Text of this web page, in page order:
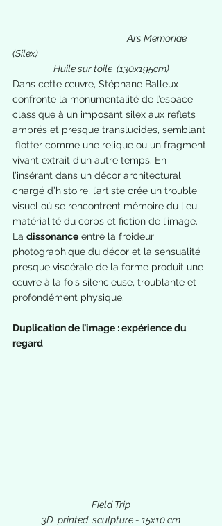
Ars Memoriae
(Silex)
Huile sur toile  (130x195cm)
Dans cette œuvre, Stéphane Balleux
confronte la monumentalité de l’espace
classique à un imposant silex aux reflets
ambrés et presque translucides, semblant
flotter comme une relique ou un fragment
vivant extrait d’un autre temps. En
l’insérant dans un décor architectural
chargé d’histoire, l’artiste crée un trouble
visuel où se rencontrent mémoire du lieu,
matérialité du corps et fiction de l’image.
La dissonance entre la froideur
photographique du décor et la sensualité
presque viscérale de la forme produit une
œuvre à la fois silencieuse, troublante et
profondément physique.
Duplication de l’image : expérience du
regard
Field Trip
3D  printed  sculpture - 15x10 cm